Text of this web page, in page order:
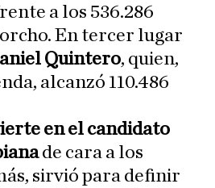
a los 536.286
En tercer lugar
Quintero, quien,
alcanzó 110.486
en el candidato
de cara a los
sirvió para definir